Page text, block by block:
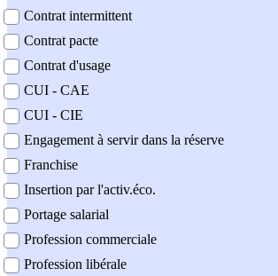
Contrat intermittent
Contrat pacte
Contrat d'usage
CUI - CAE
CUI - CIE
Engagement à servir dans la réserve
Franchise
Insertion par l'activ.éco.
Portage salarial
Profession commerciale
Profession libérale